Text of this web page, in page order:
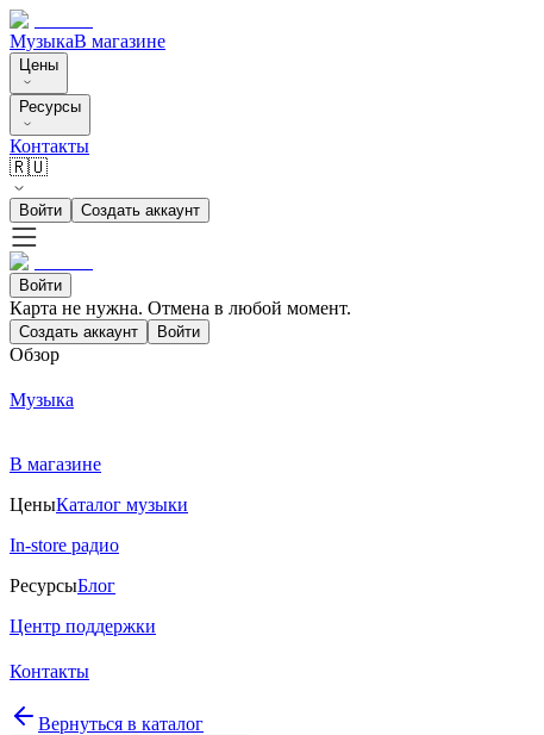
МузыкаВ магазине
Цены
Ресурсы
Контакты
🇷🇺
Войти Создать аккаунт
Войти
Карта не нужна. Отмена в любой момент.
Создать аккаунт Войти
Обзор
Музыка
В магазине
ЦеныКаталог музыки
In-store радио
РесурсыБлог
Центр поддержки
Контакты
Вернуться в каталог